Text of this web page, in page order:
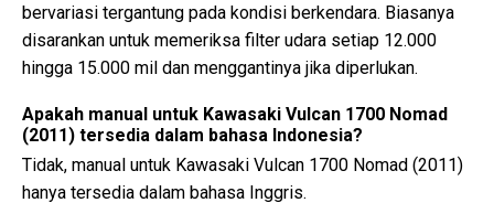
bervariasi tergantung pada kondisi berkendara. Biasanya
disarankan untuk memeriksa filter udara setiap 12.000
hingga 15.000 mil dan menggantinya jika diperlukan.
Apakah manual untuk Kawasaki Vulcan 1700 Nomad
(2011) tersedia dalam bahasa Indonesia?
Tidak, manual untuk Kawasaki Vulcan 1700 Nomad (2011)
hanya tersedia dalam bahasa Inggris.